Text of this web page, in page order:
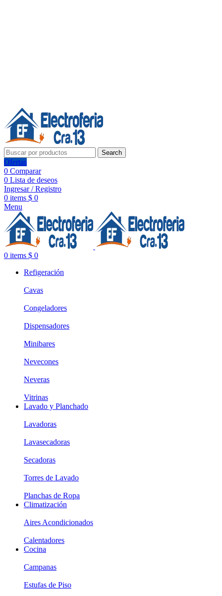
Search
Ofertas
0 Comparar
0 Lista de deseos
Ingresar / Registro
0 items $ 0
Menu
0 items $ 0
Refigeración
Cavas
Congeladores
Dispensadores
Minibares
Nevecones
Neveras
Vitrinas
Lavado y Planchado
Lavadoras
Lavasecadoras
Secadoras
Torres de Lavado
Planchas de Ropa
Climatización
Aires Acondicionados
Calentadores
Cocina
Campanas
Estufas de Piso